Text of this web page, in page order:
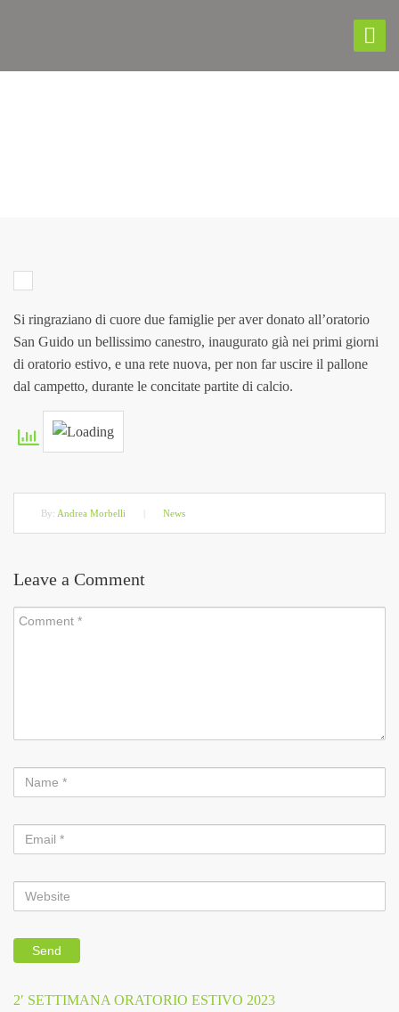
Si ringraziano di cuore due famiglie per aver donato all’oratorio
San Guido un bellissimo canestro, inaugurato già nei primi giorni
di oratorio estivo, e una rete nuova, per non far uscire il pallone
dal campetto, durante le concitate partite di calcio.
By: Andrea Morbelli News
Leave a Comment
Previous
2′ SETTIMANA ORATORIO ESTIVO 2023